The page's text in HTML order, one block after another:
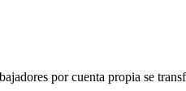
por cuenta propia se